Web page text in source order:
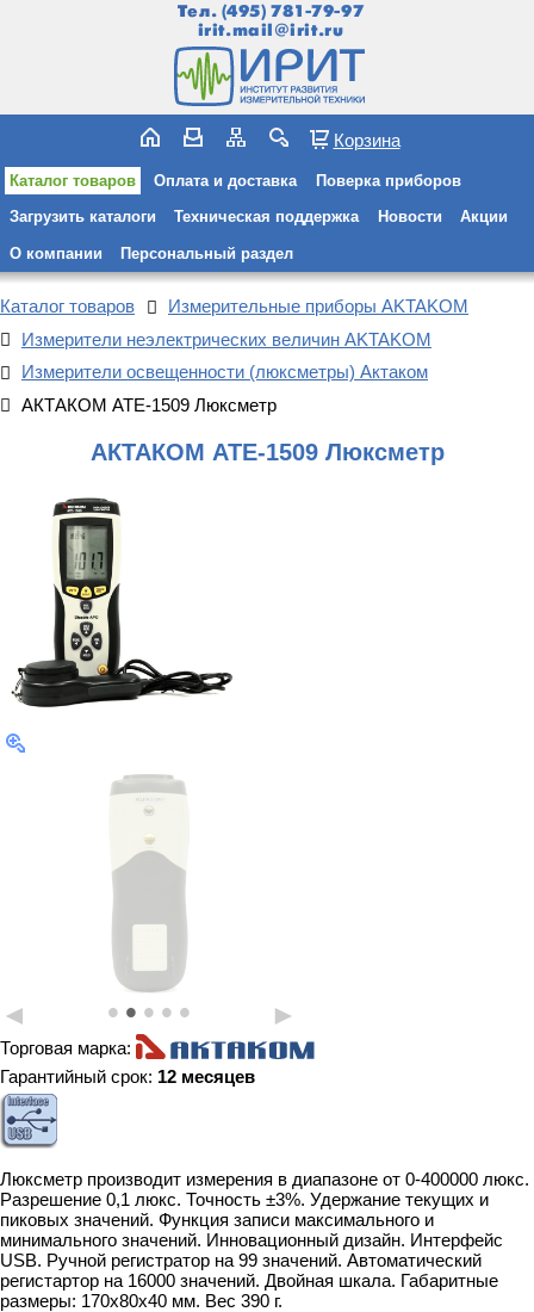
Тел. (495) 781-79-97
irit.mail@irit.ru
Корзина
Каталог товаров Оплата и доставка Поверка приборов
Загрузить каталоги Техническая поддержка Новости Акции
О компании Персональный раздел
Каталог товаров
Измерительные приборы AKTAKOM
Измерители неэлектрических величин AKTAKOM
Измерители освещенности (люксметры) Актаком
АКТАКОМ АТЕ-1509 Люксметр
АКТАКОМ АТЕ-1509 Люксметр
• • • • •
◄ ►
Торговая марка:
Гарантийный срок: 12 месяцев
Люксметр производит измерения в диапазоне от 0-400000 люкс.
Разрешение 0,1 люкс. Точность ±3%. Удержание текущих и
пиковых значений. Функция записи максимального и
минимального значений. Инновационный дизайн. Интерфейс
USB. Ручной регистратор на 99 значений. Автоматический
регистартор на 16000 значений. Двойная шкала. Габаритные
размеры: 170x80x40 мм. Вес 390 г.